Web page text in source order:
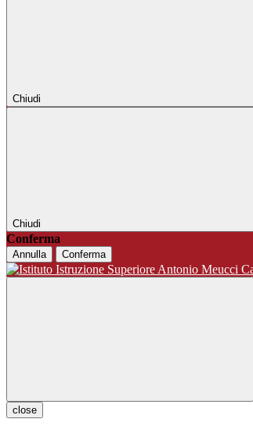
Chiudi
Chiudi
Conferma
Annulla Conferma
close